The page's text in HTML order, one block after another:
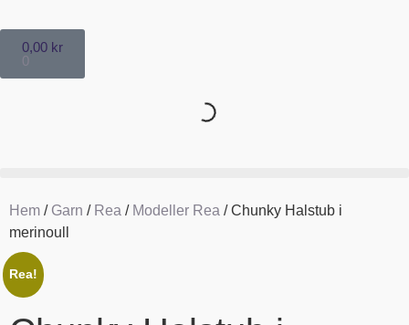
0,00 kr
0
Hem / Garn / Rea / Modeller Rea / Chunky Halstub i
merinoull
Rea!